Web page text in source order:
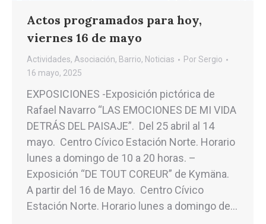
Actos programados para hoy,
viernes 16 de mayo
Actividades, Asociación, Barrio, Noticias PorSergio
16 mayo, 2025
EXPOSICIONES -Exposición pictórica de
Rafael Navarro “LAS EMOCIONES DE MI VIDA
DETRÁS DEL PAISAJE”. Del 25 abril al 14
mayo. Centro Cívico Estación Norte. Horario
lunes a domingo de 10 a 20 horas. –
Exposición “DE TOUT COREUR” de Kymäna.
A partir del 16 de Mayo. Centro Cívico
Estación Norte. Horario lunes a domingo de…